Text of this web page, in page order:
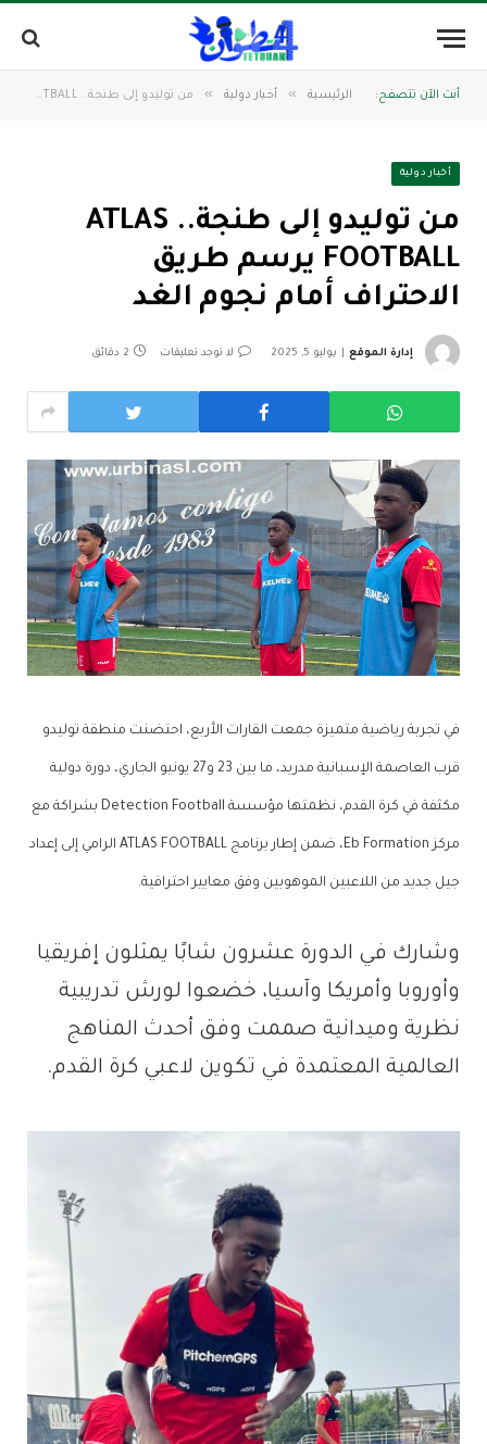
أنت الآن تتصفح: الرئيسية » أخبار دولية » من توليدو إلى طنجة.. ATLAS FOOTBALL يرسم طريق الاحتراف أمام نجوم الغد
أخبار دولية
من توليدو إلى طنجة.. ATLAS
FOOTBALL يرسم طريق
الاحتراف أمام نجوم الغد
إدارة الموقع يوليو 5, 2025 لا توجد تعليقات 2 دقائق
في تجربة رياضية متميزة جمعت القارات الأربع، احتضنت منطقة توليدو
قرب العاصمة الإسبانية مدريد، ما بين 23 و27 يونيو الجاري، دورة دولية
مكثفة في كرة القدم، نظمتها مؤسسة Detection Football بشراكة مع
مركز Eb Formation، ضمن إطار برنامج ATLAS FOOTBALL الرامي إلى إعداد
جيل جديد من اللاعبين الموهوبين وفق معايير احترافية.
وشارك في الدورة عشرون شابًا يمثلون إفريقيا
وأوروبا وأمريكا وآسيا، خضعوا لورش تدريبية
نظرية وميدانية صممت وفق أحدث المناهج
العالمية المعتمدة في تكوين لاعبي كرة القدم.